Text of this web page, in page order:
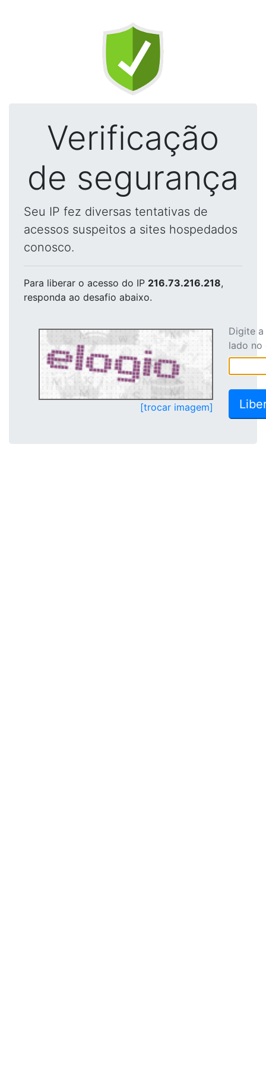
Verificação
de segurança
Seu IP fez diversas tentativas de
acessos suspeitos a sites hospedados
conosco.
Para liberar o acesso do IP 216.73.216.218,
responda ao desafio abaixo.
[trocar imagem]
Digite
lado no